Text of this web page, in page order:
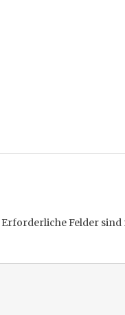
Erforderliche Felder sind